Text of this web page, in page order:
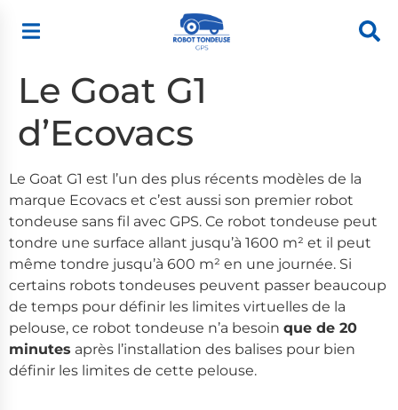
Le Goat G1
d’Ecovacs
Le Goat G1 est l’un des plus récents modèles de la
marque Ecovacs et c’est aussi son premier robot
tondeuse sans fil avec GPS. Ce robot tondeuse peut
tondre une surface allant jusqu’à 1600 m² et il peut
même tondre jusqu’à 600 m² en une journée. Si
certains robots tondeuses peuvent passer beaucoup
de temps pour définir les limites virtuelles de la
pelouse, ce robot tondeuse n’a besoin que de 20
minutes après l’installation des balises pour bien
définir les limites de cette pelouse.